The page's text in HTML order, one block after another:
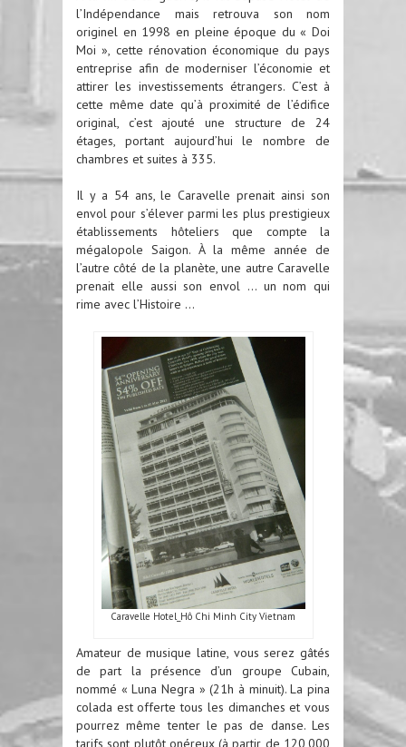
l’Indépendance mais retrouva son nom
originel en 1998 en pleine époque du « Doi
Moi », cette rénovation économique du pays
entreprise afin de moderniser l’économie et
attirer les investissements étrangers. C’est à
cette même date qu’à proximité de l’édifice
original, c’est ajouté une structure de 24
étages, portant aujourd’hui le nombre de
chambres et suites à 335.
Il y a 54 ans, le Caravelle prenait ainsi son
envol pour s’élever parmi les plus prestigieux
établissements hôteliers que compte la
mégalopole Saigon. À la même année de
l’autre côté de la planète, une autre Caravelle
prenait elle aussi son envol … un nom qui
rime avec l’Histoire …
Caravelle Hotel_Hô Chi Minh City Vietnam
Amateur de musique latine, vous serez gâtés
de part la présence d’un groupe Cubain,
nommé « Luna Negra » (21h à minuit). La pina
colada est offerte tous les dimanches et vous
pourrez même tenter le pas de danse. Les
tarifs sont plutôt onéreux (à partir de 120,000